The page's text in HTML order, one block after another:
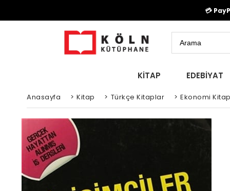
💳
KİTAP EDEBİYAT
Anasayfa > Kitap > Türkçe Kitaplar > Ekonomi